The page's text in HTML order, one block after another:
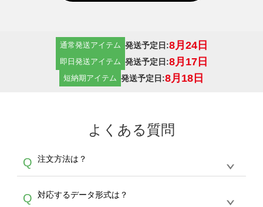
通常発送アイテム 発送予定日:8月24日
即日発送アイテム 発送予定日:8月17日
短納期アイテム 発送予定日:8月18日
よくある質問
Q 注文方法は？
A
生産にて承っております。デザインツールから
Q 対応するデータ形式は？